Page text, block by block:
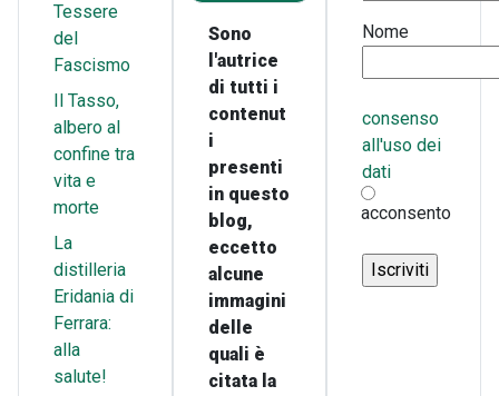
Tessere
del
Fascismo
Il Tasso,
albero al
confine tra
vita e
morte
La
distilleria
Eridania di
Ferrara:
alla
salute!
Sono
l'autrice
di tutti i
contenut
i
presenti
in questo
blog,
eccetto
alcune
immagini
delle
quali è
citata la
Nome
consenso
all'uso dei
dati
acconsento